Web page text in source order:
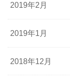
2019年2月
2019年1月
2018年12月